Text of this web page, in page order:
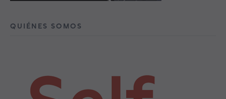
QUIÉNES SOMOS